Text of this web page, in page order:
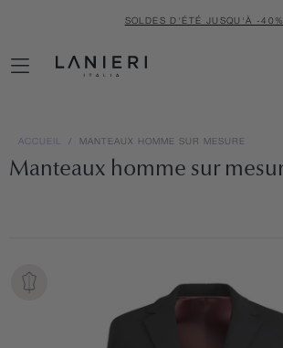
SOLDES D'ÉTÉ JUSQU'À -40%
ACCUEIL / MANTEAUX HOMME SUR MESURE
Manteaux homme sur